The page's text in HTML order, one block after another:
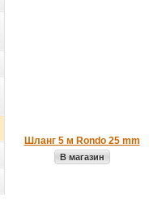
Шланг 5 м Rondo 25 mm
В магазин